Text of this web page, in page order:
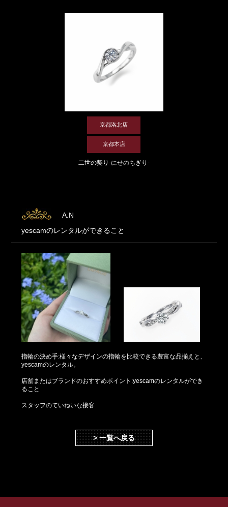
京都洛北店
京都本店
二世の契り-にせのちぎり-
A.N
yescamのレンタルができること
指輪の決め手:様々なデザインの指輪を比較できる豊富な品揃えと、
yescamのレンタル。
店舗またはブランドのおすすめポイント:yescamのレンタルができ
ること
スタッフのていねいな接客
> 一覧へ戻る